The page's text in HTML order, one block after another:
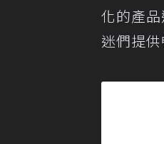
化的產
迷們提